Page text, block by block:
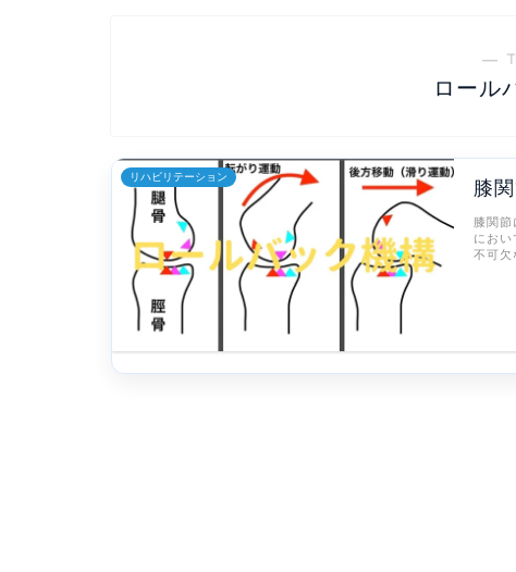
―
ロール
リハビリテーション
膝
膝関
にお
不可欠